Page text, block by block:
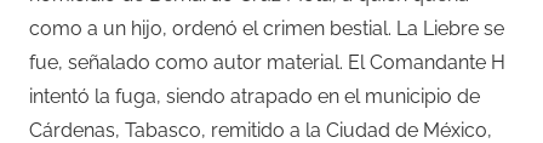
como a un hijo, ordenó el crimen bestial. La Liebre se
fue, señalado como autor material. El Comandante H
intentó la fuga, siendo atrapado en el municipio de
Cárdenas, Tabasco, remitido a la Ciudad de México,